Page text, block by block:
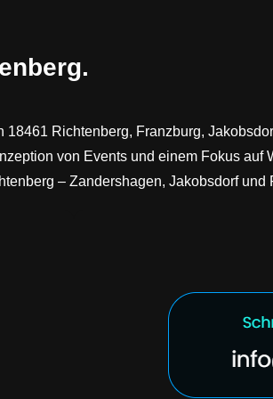
Richtenberg, Franzburg,
von Events und einem Fokus auf
– Zandershagen, Jakobsdorf und